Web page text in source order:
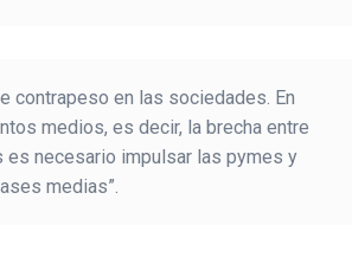
contrapeso en las sociedades. En
medios, es decir, la brecha entre
necesario impulsar las pymes y
medias”.